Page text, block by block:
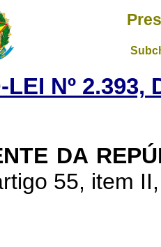
LEI Nº 2.393,
DA
55, item